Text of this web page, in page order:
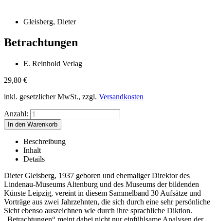
Gleisberg, Dieter
Betrachtungen
E. Reinhold Verlag
29,80 €
inkl. gesetzlicher MwSt., zzgl. Versandkosten
Anzahl:
Beschreibung
Inhalt
Details
Dieter Gleisberg, 1937 geboren und ehemaliger Direktor des
Lindenau-Museums Altenburg und des Museums der bildenden
Künste Leipzig, vereint in diesem Sammelband 30 Aufsätze und
Vorträge aus zwei Jahrzehnten, die sich durch eine sehr persönliche
Sicht ebenso auszeichnen wie durch ihre sprachliche Diktion.